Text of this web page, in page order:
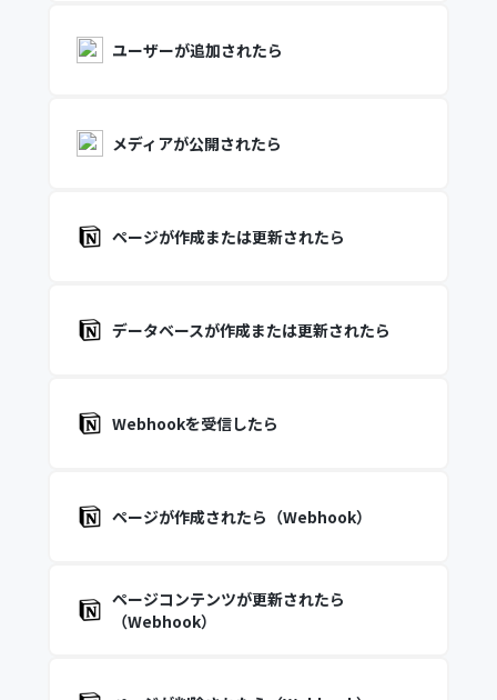
ユーザーが追加されたら
メディアが公開されたら
ページが作成または更新されたら
データベースが作成または更新されたら
Webhookを受信したら
ページが作成されたら（Webhook）
ページコンテンツが更新されたら
（Webhook）